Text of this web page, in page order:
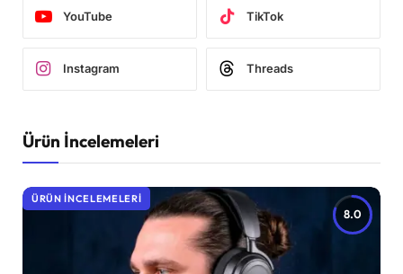
YouTube TikTok
Instagram Threads
Ürün İncelemeleri
8.0
ÜRÜN İNCELEMELERI